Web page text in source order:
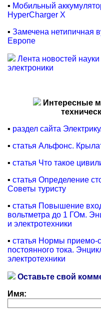
▪ Мобильный
HyperCharger X
▪ Замечена нетипичная
Европе
Лента новостей
электроники
Интересные
▪ раздел сайта
▪ статья Альфонс.
▪ статья Что такое
▪ статья Определение
Советы туристу
▪ статья Повышение
вольтметра до 1 ГОм.
и электротехники
▪ статья Нормы
постоянного тока.
электротехники
Оставьте свой
Имя: